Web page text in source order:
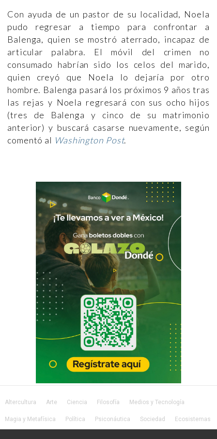
Con ayuda de un pastor de su localidad, Noela
pudo regresar a tiempo para confrontar a
Balenga, quien se mostró aterrado, incapaz de
articular palabra. El móvil del crimen no
consumado habrían sido los celos del marido,
quien creyó que Noela lo dejaría por otro
hombre. Balenga pasará los próximos 9 años tras
las rejas y Noela regresará con sus ocho hijos
(tres de Balenga y cinco de su matrimonio
anterior) y buscará casarse nuevamente, según
comentó al Washington Post.
Altercultura Arte Ciencia Filosofía Medios y Tecnología
Magia y Metafísica Política Psiconáutica Sociedad Ecosistemas